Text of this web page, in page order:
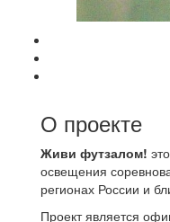
О проекте
Живи футзалом!
освещения
регионах России и
Проект является